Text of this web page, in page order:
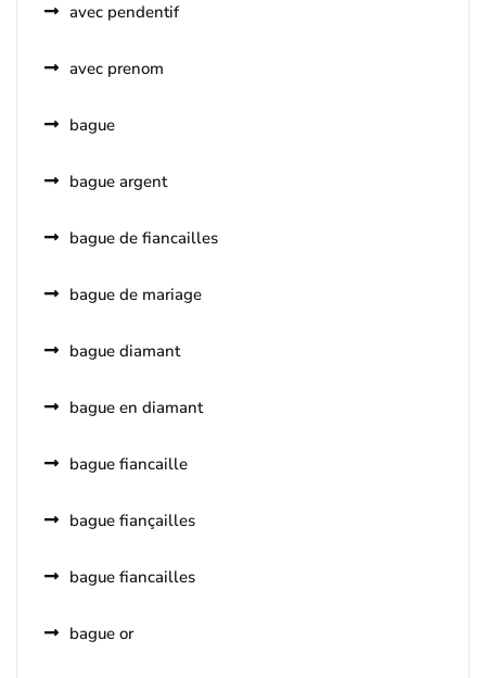
avec pendentif
avec prenom
bague
bague argent
bague de fiancailles
bague de mariage
bague diamant
bague en diamant
bague fiancaille
bague fiançailles
bague fiancailles
bague or